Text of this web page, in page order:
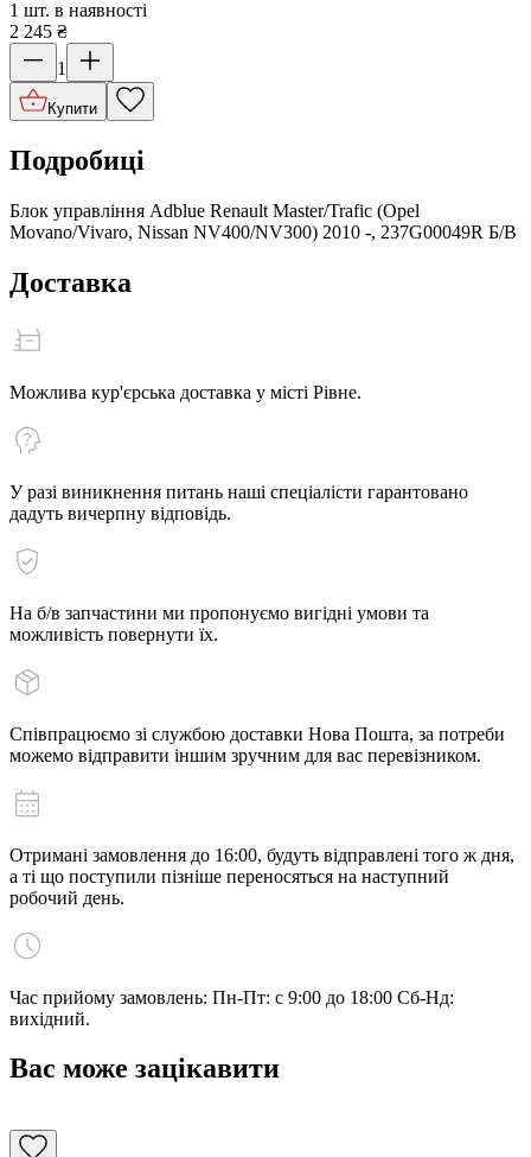
1 шт. в наявності
2 245 ₴
1
Купити
Подробиці
Блок управління Adblue Renault Master/Trafic (Opel
Movano/Vivaro, Nissan NV400/NV300) 2010 -, 237G00049R Б/В
Доставка
Можлива кур'єрська доставка у місті Рівне.
У разі виникнення питань наші спеціалісти гарантовано
дадуть вичерпну відповідь.
На б/в запчастини ми пропонуємо вигідні умови та
можливість повернути їх.
Співпрацюємо зі службою доставки Нова Пошта, за потреби
можемо відправити іншим зручним для вас перевізником.
Отримані замовлення до 16:00, будуть відправлені того ж дня,
а ті що поступили пізніше переносяться на наступний
робочий день.
Час прийому замовлень: Пн-Пт: с 9:00 до 18:00 Сб-Нд:
вихідний.
Вас може зацікавити